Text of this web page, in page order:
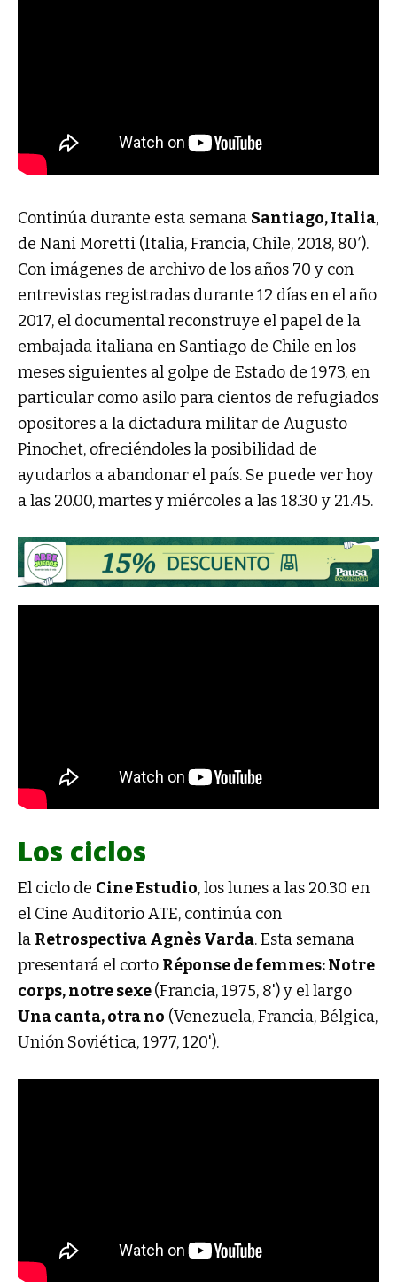
Continúa durante esta semana Santiago, Italia,
de Nani Moretti (Italia, Francia, Chile, 2018, 80′).
Con imágenes de archivo de los años 70 y con
entrevistas registradas durante 12 días en el año
2017, el documental reconstruye el papel de la
embajada italiana en Santiago de Chile en los
meses siguientes al golpe de Estado de 1973, en
particular como asilo para cientos de refugiados
opositores a la dictadura militar de Augusto
Pinochet, ofreciéndoles la posibilidad de
ayudarlos a abandonar el país. Se puede ver hoy
a las 20.00, martes y miércoles a las 18.30 y 21.45.
Los ciclos
El ciclo de Cine Estudio, los lunes a las 20.30 en
el Cine Auditorio ATE, continúa con
la Retrospectiva Agnès Varda. Esta semana
presentará el corto Réponse de femmes: Notre
corps, notre sexe(Francia, 1975, 8') y el largo
Una canta, otra no (Venezuela, Francia, Bélgica,
Unión Soviética, 1977, 120').